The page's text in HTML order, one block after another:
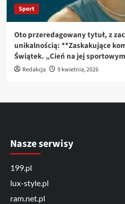
Sport
Oto przeredagowany tytuł, z
unikalnością: **Zaskakujące
Świątek. „Cień na jej
Redakcja 9 kwietnia, 2026
Nasze serwisy
199.pl
lux-style.pl
ram.net.pl